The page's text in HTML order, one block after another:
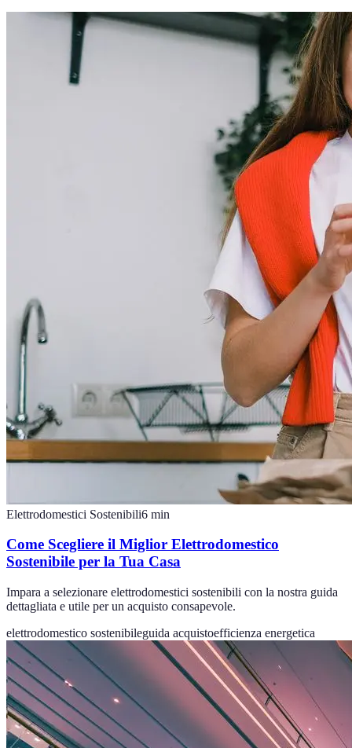
Elettrodomestici Sostenibili6 min
Come Scegliere il Miglior Elettrodomestico
Sostenibile per la Tua Casa
Impara a selezionare elettrodomestici sostenibili con la nostra guida
dettagliata e utile per un acquisto consapevole.
elettrodomestico sostenibileguida acquistoefficienza energetica